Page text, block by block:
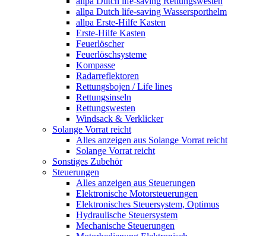
allpa Dutch life-saving Wassersporthelm
allpa Erste-Hilfe Kasten
Erste-Hilfe Kasten
Feuerlöscher
Feuerlöschsysteme
Kompasse
Radarreflektoren
Rettungsbojen / Life lines
Rettungsinseln
Rettungswesten
Windsack & Verklicker
Solange Vorrat reicht
Alles anzeigen aus Solange Vorrat reicht
Solange Vorrat reicht
Sonstiges Zubehör
Steuerungen
Alles anzeigen aus Steuerungen
Elektronische Motorsteuerungen
Elektronisches Steuersystem, Optimus
Hydraulische Steuersystem
Mechanische Steuerungen